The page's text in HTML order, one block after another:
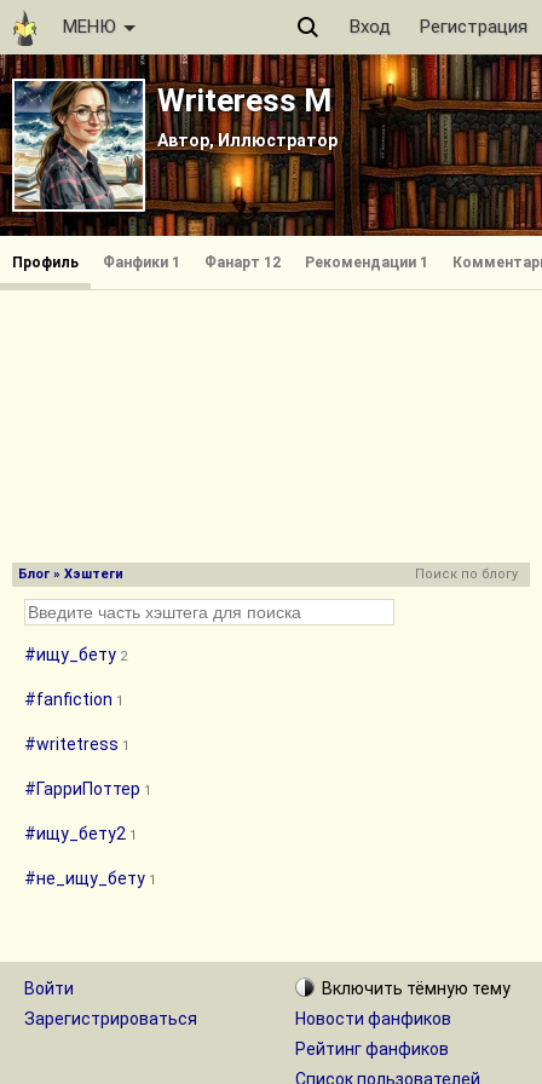
МЕНЮ Вход Регистрация
Writeress M
Автор, Иллюстратор
Профиль Фанфики 1 Фанарт 12 Рекомендации 1
Блог » Хэштеги Поиск по блогу
#ищу_бету 2
#fanfiction 1
#writetress 1
#ГарриПоттер 1
#ищу_бету2 1
#не_ищу_бету 1
Войти
Зарегистрироваться
Включить тёмную тему
Новости фанфиков
Рейтинг фанфиков
Список пользователей